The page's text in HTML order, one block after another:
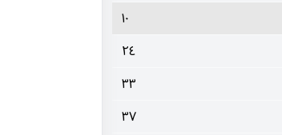
١٠
٢٤
٣٣
٣٧